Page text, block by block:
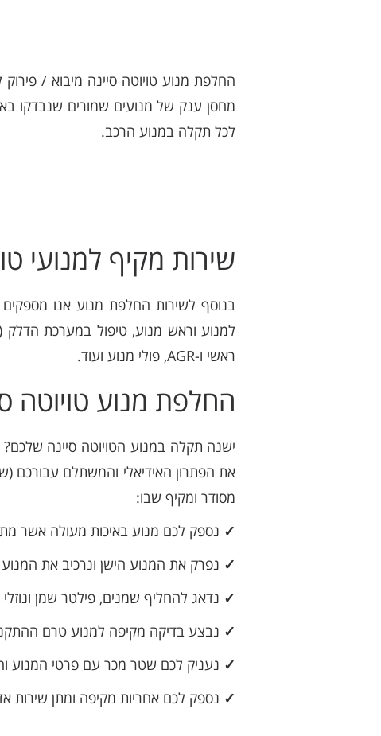
מחסן ענק של מנועים שמורים שנבדקו
לכל תקלה במנוע הרכב.
שירות מקיף למנועי
בנוסף לשירות החלפת מנוע אנו מספקים
למנוע וראש מנוע, טיפול במערכת הדלק
ראשי ו-AGR, פולי מנוע ועוד.
החלפת מנוע טויוטה
ישנה תקלה במנוע הטויוטה סיינה
את הפתרון האידיאלי והמשתלם עבורכם
מסודר ומקיף שבו:
✓ נספק לכם מנוע באיכות מעולה אשר
✓ נפרק את המנוע הישן ונרכיב את המנוע
✓ נדאג להחליף שמנים, פילטר שמן ונוזלי
✓ נבצע בדיקה מקיפה למנוע טרם
✓ נעניק לכם שטר מכר עם פרטי המנוע
✓ נספק לכם אחריות מקיפה ומתן שירות